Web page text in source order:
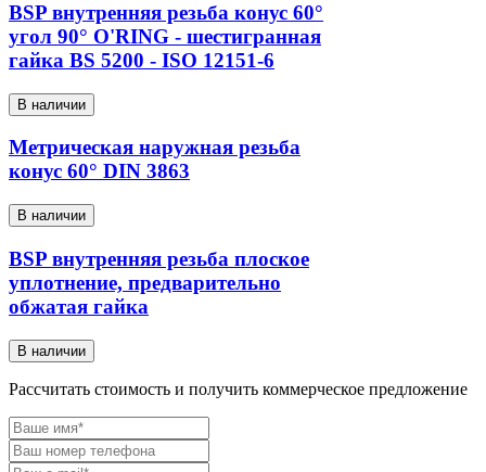
BSP внутренняя резьба конус 60°
угол 90° O'RING - шестигранная
гайка BS 5200 - ISO 12151-6
В наличии
Метрическая наружная резьба
конус 60° DIN 3863
В наличии
BSP внутренняя резьба плоское
уплотнение, предварительно
обжатая гайка
В наличии
Рассчитать стоимость и получить коммерческое предложение